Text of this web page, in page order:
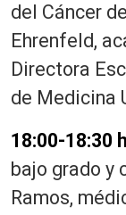
del Cáncer
Ehrenfeld,
Directora
de Medicina
18:00-18:30
bajo grado y
Ramos,